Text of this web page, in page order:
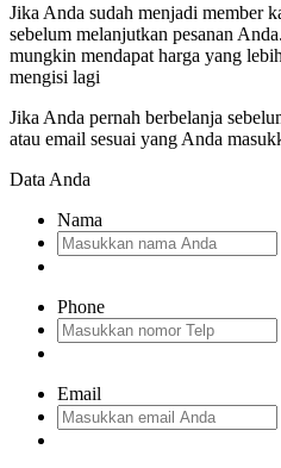
Jika Anda sudah menjadi member
sebelum melanjutkan pesanan
mungkin mendapat harga yang
mengisi lagi
Jika Anda pernah berbelanja
atau email sesuai yang Anda
Data Anda
Nama
Phone
Email